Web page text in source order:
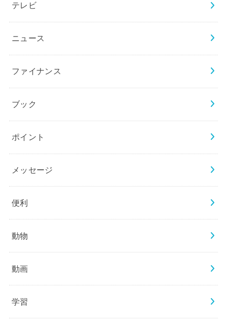
テレビ
ニュース
ファイナンス
ブック
ポイント
メッセージ
便利
動物
動画
学習